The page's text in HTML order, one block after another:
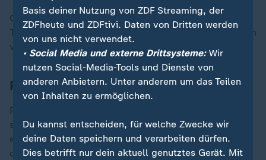
Gegen Rennmitte verschärfte Pogacars UAE-Team das
Tempo, am Anstieg zum Colma di Sormano rund 50 km
vor dem Ziel waren die letzten Ausreißer eingeholt.
Pogacar mit unwiderstehlicher Attacke
Pogacar griff nach dem Zusammenschluss sofort
selbst an und niemand im Feld hatte nur den Hauch
einer Chance. Auch Evenepoel, der vor vier Jahren bei
der Lombardei-Rundfahrt schwer gestürzt war und
Basis deiner Nutzung von ZDF Streaming, der
ZDFheute und ZDFtivi. Daten von Dritten werden
von uns nicht verwendet.
• Social Media und externe Drittsysteme:Wir
nutzen Social-Media-Tools und Dienste von
anderen Anbietern. Unter anderem um das Teilen
von Inhalten zu ermöglichen.
Du kannst entscheiden, für welche Zwecke wir
deine Daten speichern und verarbeiten dürfen.
Dies betrifft nur dein aktuell genutztes Gerät. Mit